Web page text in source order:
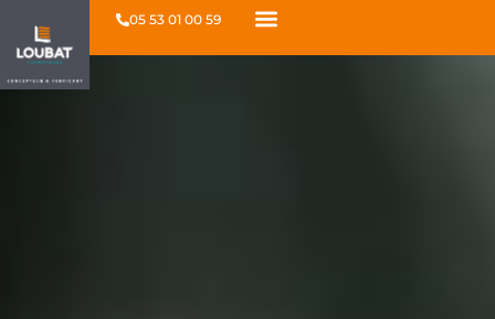
05 53 01 00 59